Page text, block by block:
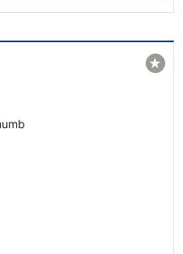
★